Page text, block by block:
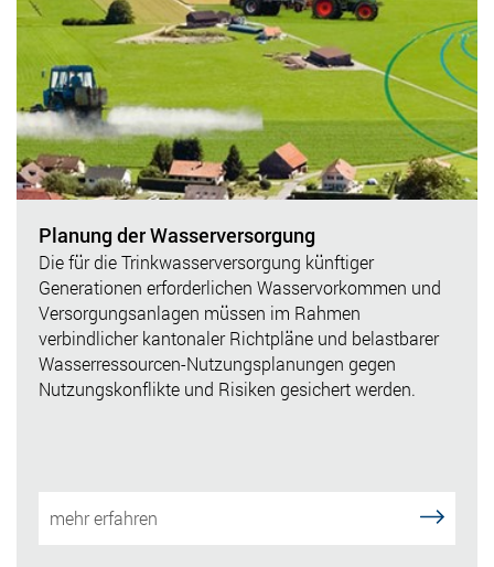
Planung der Wasserversorgung
Die für die Trinkwasserversorgung künftiger
Generationen erforderlichen Wasservorkommen und
Versorgungsanlagen müssen im Rahmen
verbindlicher kantonaler Richtpläne und belastbarer
Wasserressourcen-Nutzungsplanungen gegen
Nutzungskonflikte und Risiken gesichert werden.
mehr erfahren